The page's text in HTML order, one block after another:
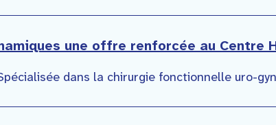
une offre renforcée au Centre
dans la chirurgie fonctionnelle uro-